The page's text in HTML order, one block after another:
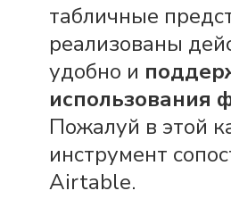
табличные
реализованы
удобно и
использования
Пожалуй в этой
инструмент
Airtable.